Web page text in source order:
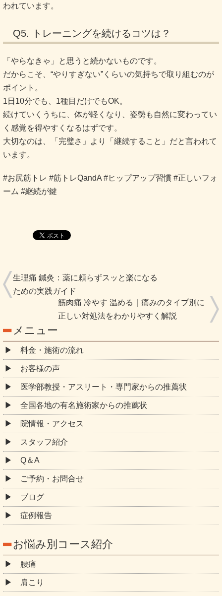
われています。
Q5. トレーニングを続けるコツは？
「やらなきゃ」と思うと続かないものです。
だからこそ、“やりすぎない”くらいの気持ちで取り組むのが
ポイント。
1日10分でも、1種目だけでもOK。
続けていくうちに、体が軽くなり、姿勢も自然に変わってい
く感覚を得やすくなるはずです。
大切なのは、「完璧さ」より「継続すること」だと言われて
います。
#お尻筋トレ #筋トレQandA #ヒップアップ習慣 #正しいフォ
ーム #継続が鍵
生理痛 鍼灸：薬に頼らずスッと楽になる
ための実践ガイド
筋肉痛 冷やす 温める｜痛みのタイプ別に
正しい対処法をわかりやすく解説
メニュー
料金・施術の流れ
お客様の声
医学部教授・アスリート・専門家からの推薦状
全国各地の有名施術家からの推薦状
院情報・アクセス
スタッフ紹介
Q＆A
ご予約・お問合せ
ブログ
症例報告
お悩み別コース紹介
腰痛
肩こり